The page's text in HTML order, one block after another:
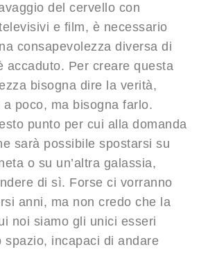
del cervello con
e film, è necessario
consapevolezza diversa di
accaduto. Per creare questa
bisogna dire la verità,
poco, ma bisogna farlo.
punto per cui alla domanda
sarà possibile spostarsi su
o su un’altra galassia,
di sì. Forse ci vorranno
anni, ma non credo che la
noi siamo gli unici esseri
spazio, incapaci di andare